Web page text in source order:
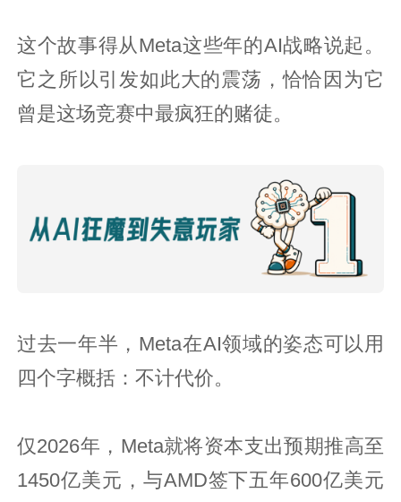
这个故事得从Meta这些年的AI战略说起。
它之所以引发如此大的震荡，恰恰因为它
曾是这场竞赛中最疯狂的赌徒。
过去一年半，Meta在AI领域的姿态可以用
四个字概括：不计代价。
仅2026年，Meta就将资本支出预期推高至
1450亿美元，与AMD签下五年600亿美元